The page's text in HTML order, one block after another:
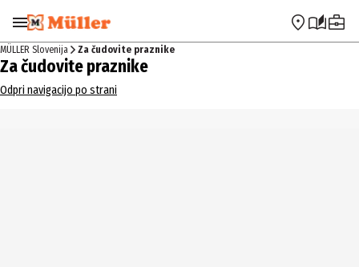
Preskoči na navigacijo Preskoči na glavno vsebino
MÜLLER Slovenija Za čudovite praznike
Za čudovite praznike
Odpri navigacijo po strani